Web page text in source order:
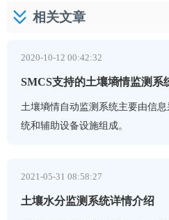
相关文章
2020-10-12 00:42:32
SMCS支持的土壤墒情监测系
土壤墒情自动监测系统主要由信
统和辅助设备设施组成。
2021-05-31 08:58:27
土壤水分监测系统详情介绍